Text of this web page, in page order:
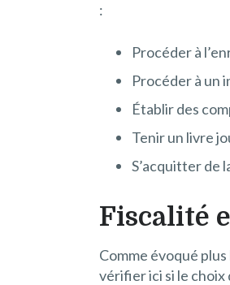
:
Procéder à
Procéder à un
Établir des
Tenir un livre
S’acquitter de
Fiscalité
Comme évoqué
vérifier ici si le